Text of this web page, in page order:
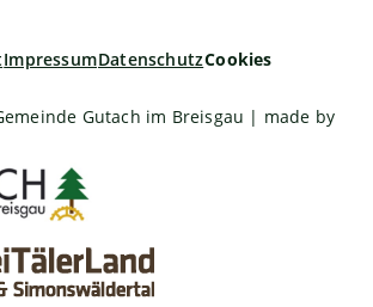
ImpressumDatenschutzCookies
Gutach im Breisgau | made by